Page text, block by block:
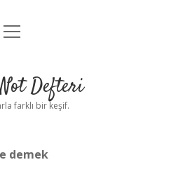
Uyarı
menüyü
Defteri
farklı bir keşif.
demek